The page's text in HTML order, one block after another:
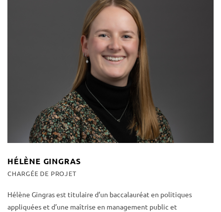
HÉLÈNE GINGRAS
CHARGÉE DE PROJET
Hélène Gingras est titulaire d’un baccalauréat en politiques
appliquées et d’une maîtrise en management public et